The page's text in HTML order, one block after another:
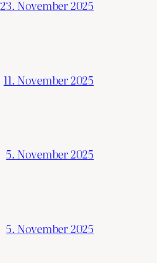
23. November 2025
11. November 2025
5. November 2025
5. November 2025